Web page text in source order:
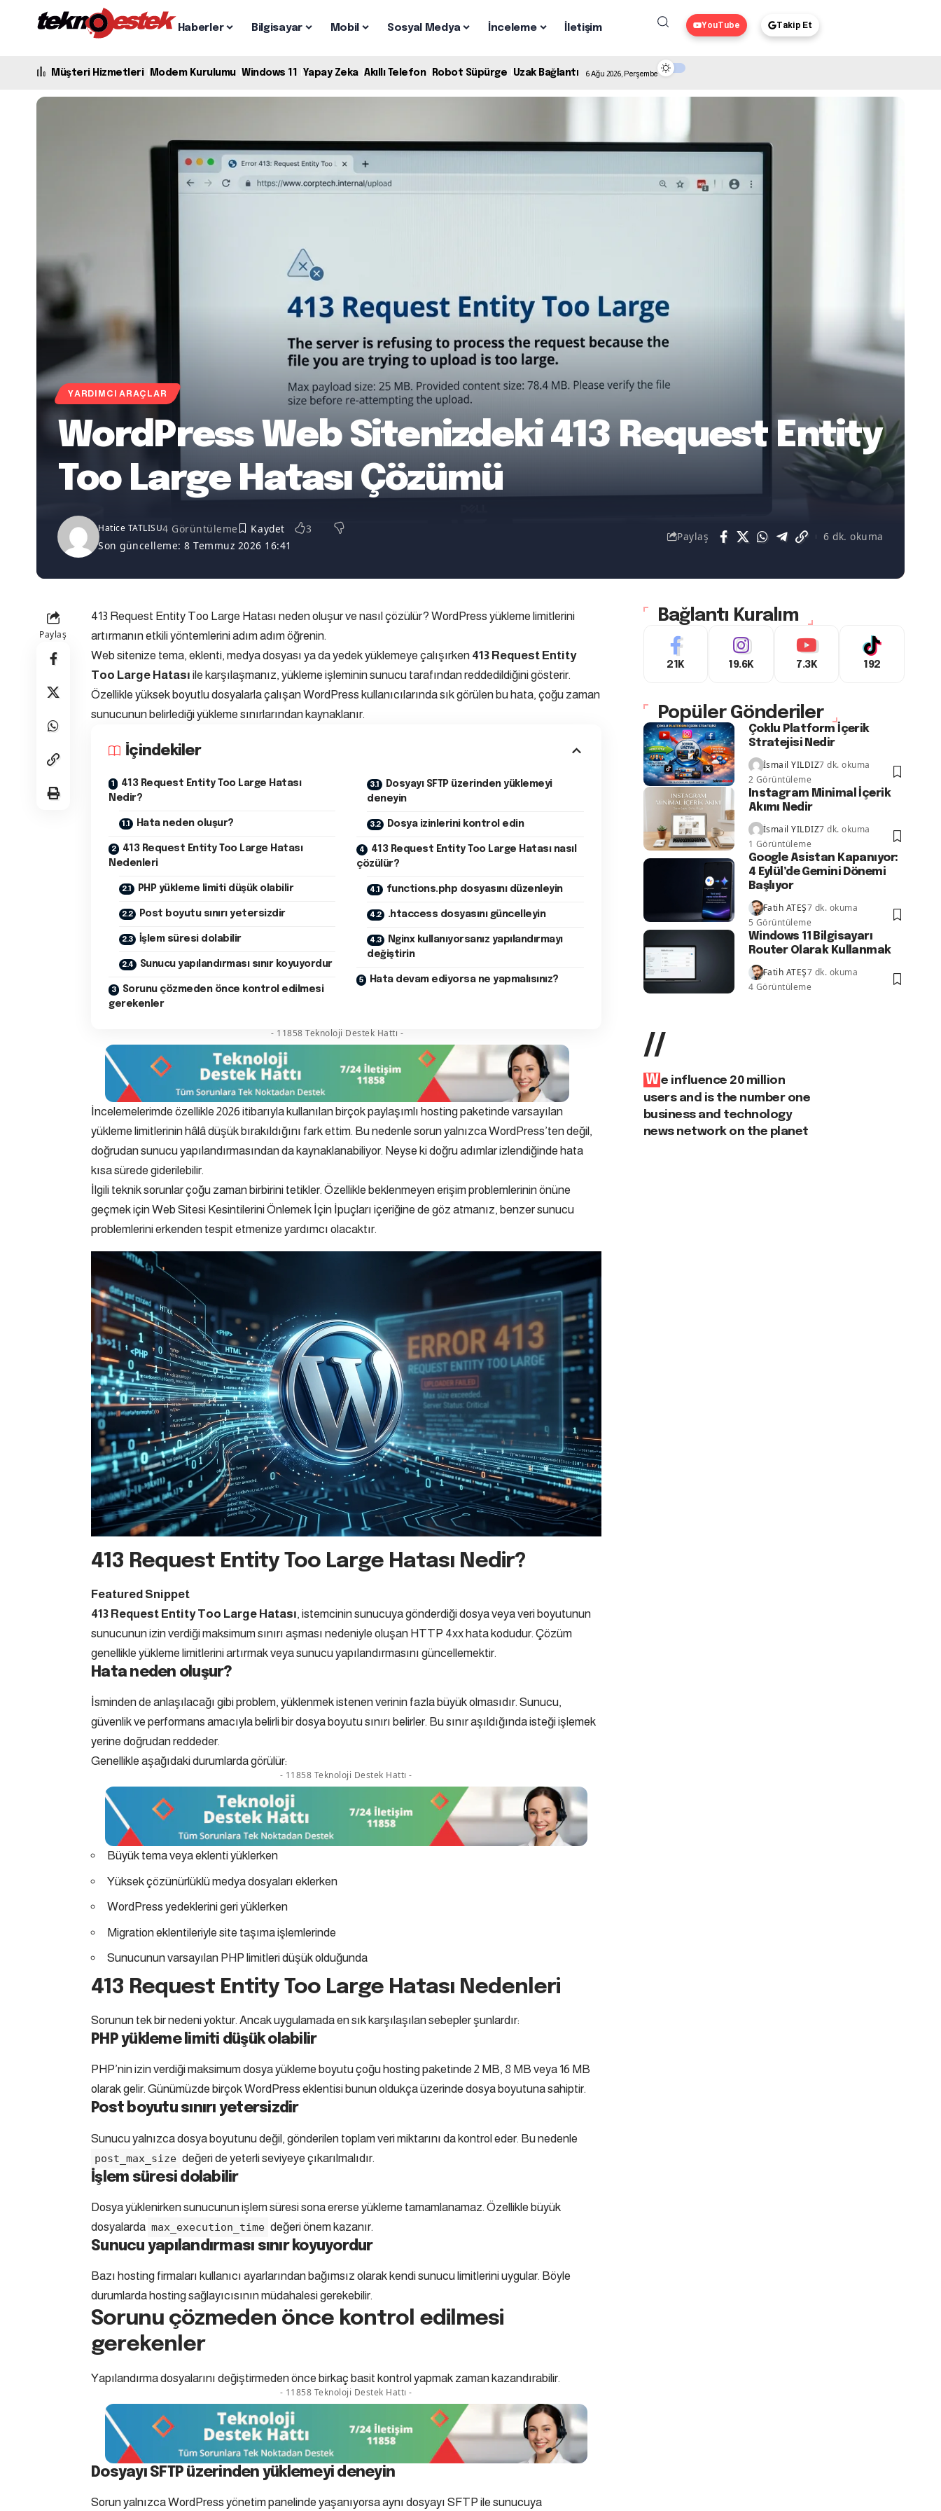
Haberler Bilgisayar Mobil Sosyal Medya İnceleme İletişim YouTube Takip Et
Müşteri Hizmetleri Modem Kurulumu Windows 11 Yapay Zeka Akıllı Telefon Robot Süpürge Uzak Bağlantı 6 Ağu 2026, Perşembe
YARDIMCI ARAÇLAR
WordPress Web Sitenizdeki 413 Request Entity
Too Large Hatası Çözümü
Son güncelleme: 8 Temmuz 2026 16:41
Hatice TATLISU4 Görüntüleme 3
Paylaş 6 dk. okuma
Paylaş
413 Request Entity Too Large Hatası neden oluşur ve nasıl çözülür? WordPress yükleme limitlerini
artırmanın etkili yöntemlerini adım adım öğrenin.
Web sitenize tema, eklenti, medya dosyası ya da yedek yüklemeye çalışırken 413 Request Entity
Too Large Hatası ile karşılaşmanız, yükleme işleminin sunucu tarafından reddedildiğini gösterir.
Özellikle yüksek boyutlu dosyalarla çalışan WordPress kullanıcılarında sık görülen bu hata, çoğu zaman
sunucunun belirlediği yükleme sınırlarından kaynaklanır.
İçindekiler
413 Request Entity Too Large Hatası
Nedir?
Hata neden oluşur?
413 Request Entity Too Large Hatası
Nedenleri
PHP yükleme limiti düşük olabilir
Post boyutu sınırı yetersizdir
İşlem süresi dolabilir
Sunucu yapılandırması sınır koyuyordur
Sorunu çözmeden önce kontrol edilmesi
gerekenler
Dosyayı SFTP üzerinden yüklemeyi
deneyin
Dosya izinlerini kontrol edin
413 Request Entity Too Large Hatası nasıl
çözülür?
functions.php dosyasını düzenleyin
.htaccess dosyasını güncelleyin
Nginx kullanıyorsanız yapılandırmayı
değiştirin
Hata devam ediyorsa ne yapmalısınız?
- 11858 Teknoloji Destek Hattı -
İncelemelerimde özellikle 2026 itibarıyla kullanılan birçok paylaşımlı hosting paketinde varsayılan
yükleme limitlerinin hâlâ düşük bırakıldığını fark ettim. Bu nedenle sorun yalnızca WordPress’ten değil,
doğrudan sunucu yapılandırmasından da kaynaklanabiliyor. Neyse ki doğru adımlar izlendiğinde hata
kısa sürede giderilebilir.
İlgili teknik sorunlar çoğu zaman birbirini tetikler. Özellikle beklenmeyen erişim problemlerinin önüne
geçmek içinWeb Sitesi Kesintilerini Önlemek İçin İpuçları içeriğine de göz atmanız, benzer sunucu
problemlerini erkenden tespit etmenize yardımcı olacaktır.
413 Request Entity Too Large Hatası Nedir?
Featured Snippet
413 Request Entity Too Large Hatası, istemcinin sunucuya gönderdiği dosya veya veri boyutunun
sunucunun izin verdiği maksimum sınırı aşması nedeniyle oluşan HTTP 4xx hata kodudur. Çözüm
genellikle yükleme limitlerini artırmak veya sunucu yapılandırmasını güncellemektir.
Hata neden oluşur?
İsminden de anlaşılacağı gibi problem, yüklenmek istenen verinin fazla büyük olmasıdır. Sunucu,
güvenlik ve performans amacıyla belirli bir dosya boyutu sınırı belirler. Bu sınır aşıldığında isteği işlemek
yerine doğrudan reddeder.
Genellikle aşağıdaki durumlarda görülür:
- 11858 Teknoloji Destek Hattı -
Büyük tema veya eklenti yüklerken
Yüksek çözünürlüklü medya dosyaları eklerken
WordPress yedeklerini geri yüklerken
Migration eklentileriyle site taşıma işlemlerinde
Sunucunun varsayılan PHP limitleri düşük olduğunda
413 Request Entity Too Large Hatası Nedenleri
Sorunun tek bir nedeni yoktur. Ancak uygulamada en sık karşılaşılan sebepler şunlardır:
PHP yükleme limiti düşük olabilir
PHP’nin izin verdiği maksimum dosya yükleme boyutu çoğu hosting paketinde 2 MB, 8 MB veya 16 MB
olarak gelir. Günümüzde birçok WordPress eklentisi bunun oldukça üzerinde dosya boyutuna sahiptir.
Post boyutu sınırı yetersizdir
Sunucu yalnızca dosya boyutunu değil, gönderilen toplam veri miktarını da kontrol eder. Bu nedenle
post_max_size değeri de yeterli seviyeye çıkarılmalıdır.
İşlem süresi dolabilir
Dosya yüklenirken sunucunun işlem süresi sona ererse yükleme tamamlanamaz. Özellikle büyük
dosyalarda max_execution_time değeri önem kazanır.
Sunucu yapılandırması sınır koyuyordur
Bazı hosting firmaları kullanıcı ayarlarından bağımsız olarak kendi sunucu limitlerini uygular. Böyle
durumlarda hosting sağlayıcısının müdahalesi gerekebilir.
Sorunu çözmeden önce kontrol edilmesi
gerekenler
Yapılandırma dosyalarını değiştirmeden önce birkaç basit kontrol yapmak zaman kazandırabilir.
- 11858 Teknoloji Destek Hattı -
Dosyayı SFTP üzerinden yüklemeyi deneyin
Sorun yalnızca WordPress yönetim panelinde yaşanıyorsa aynı dosyayı SFTP ile sunucuya
Bağlantı Kuralım
21K 19.6K 7.3K 192
Popüler Gönderiler
Çoklu Platform İçerik
Stratejisi Nedir
İsmail YILDIZ7 dk. okuma
2 Görüntüleme
Instagram Minimal İçerik
Akımı Nedir
İsmail YILDIZ7 dk. okuma
1 Görüntüleme
Google Asistan Kapanıyor:
4 Eylül’de Gemini Dönemi
Başlıyor
Fatih ATEŞ7 dk. okuma
5 Görüntüleme
Windows 11 Bilgisayarı
Router Olarak Kullanmak
Fatih ATEŞ7 dk. okuma
4 Görüntüleme
//
W e influence 20 million
users and is the number one
business and technology
news network on the planet